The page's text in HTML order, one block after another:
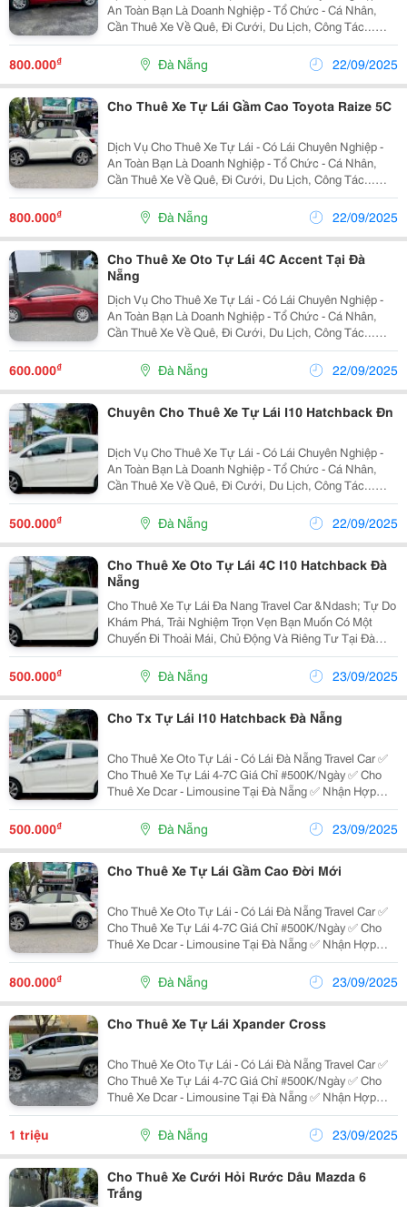
An Toàn Bạn Là Doanh Nghiệp - Tổ Chức - Cá Nhân,
Cần Thuê Xe Về Quê, Đi Cưới, Du Lịch, Công Tác...
Bạn Cần Một Đơn Vị Cho Thuê Xe Uy Tín, An Toàn Hãy
Liên Hệ Ngay Dana Travel Car - Đơn Vị...
800.000₫ Đà Nẵng 22/09/2025
Cho Thuê Xe Tự Lái Gầm Cao Toyota Raize 5C
Dịch Vụ Cho Thuê Xe Tự Lái - Có Lái Chuyên Nghiệp -
An Toàn Bạn Là Doanh Nghiệp - Tổ Chức - Cá Nhân,
Cần Thuê Xe Về Quê, Đi Cưới, Du Lịch, Công Tác...
Bạn Cần Một Đơn Vị Cho Thuê Xe Uy Tín, An Toàn Hãy
Liên Hệ Ngay Dana Travel Car - Đơn Vị...
800.000₫ Đà Nẵng 22/09/2025
Cho Thuê Xe Oto Tự Lái 4C Accent Tại Đà
Nẵng
Dịch Vụ Cho Thuê Xe Tự Lái - Có Lái Chuyên Nghiệp -
An Toàn Bạn Là Doanh Nghiệp - Tổ Chức - Cá Nhân,
Cần Thuê Xe Về Quê, Đi Cưới, Du Lịch, Công Tác...
Bạn Cần Một Đơn Vị Cho Thuê Xe Uy Tín, An Toàn Hãy
Liên Hệ Ngay Dana Travel Car - Đơn Vị...
600.000₫ Đà Nẵng 22/09/2025
Chuyên Cho Thuê Xe Tự Lái I10 Hatchback Đn
Dịch Vụ Cho Thuê Xe Tự Lái - Có Lái Chuyên Nghiệp -
An Toàn Bạn Là Doanh Nghiệp - Tổ Chức - Cá Nhân,
Cần Thuê Xe Về Quê, Đi Cưới, Du Lịch, Công Tác...
Bạn Cần Một Đơn Vị Cho Thuê Xe Uy Tín, An Toàn Hãy
Liên Hệ Ngay Dana Travel Car - Đơn Vị...
500.000₫ Đà Nẵng 22/09/2025
Cho Thuê Xe Oto Tự Lái 4C I10 Hatchback Đà
Nẵng
Cho Thuê Xe Tự Lái Đa Nang Travel Car &Ndash; Tự Do
Khám Phá, Trải Nghiệm Trọn Vẹn Bạn Muốn Có Một
Chuyến Đi Thoải Mái, Chủ Động Và Riêng Tư Tại Đà
Nẵng? Dịch Vụ Cho Thuê Xe Tự Lái Đà Nẵng Chính Là
Lựa Chọn Lý Tưởng Dành Cho Bạn. Với Nhiều Dòng
500.000₫ Đà Nẵng 23/09/2025
Cho Tx Tự Lái I10 Hatchback Đà Nẵng
Cho Thuê Xe Oto Tự Lái - Có Lái Đà Nẵng Travel Car ✅
Cho Thuê Xe Tự Lái 4-7C Giá Chỉ #500K/Ngày ✅ Cho
Thuê Xe Dcar - Limousine Tại Đà Nẵng ✅ Nhận Hợp
Đồng Xe Du Lịch 4-7-16-29-45 Chỗ ✅ Xe Đi Tham Quan -
500.000₫ Đà Nẵng 23/09/2025
Cho Thuê Xe Tự Lái Gầm Cao Đời Mới
Cho Thuê Xe Oto Tự Lái - Có Lái Đà Nẵng Travel Car ✅
Cho Thuê Xe Tự Lái 4-7C Giá Chỉ #500K/Ngày ✅ Cho
Thuê Xe Dcar - Limousine Tại Đà Nẵng ✅ Nhận Hợp
Đồng Xe Du Lịch 4-7-16-29-45 Chỗ ✅ Xe Đi Tham Quan -
800.000₫ Đà Nẵng 23/09/2025
Cho Thuê Xe Tự Lái Xpander Cross
Cho Thuê Xe Oto Tự Lái - Có Lái Đà Nẵng Travel Car ✅
Cho Thuê Xe Tự Lái 4-7C Giá Chỉ #500K/Ngày ✅ Cho
Thuê Xe Dcar - Limousine Tại Đà Nẵng ✅ Nhận Hợp
Đồng Xe Du Lịch 4-7-16-29-45 Chỗ ✅ Xe Đi Tham Quan -
1 triệu Đà Nẵng 23/09/2025
Cho Thuê Xe Cưới Hỏi Rước Dâu Mazda 6
Trắng